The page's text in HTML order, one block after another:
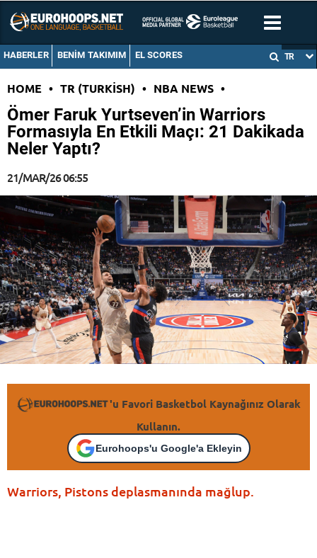
HABERLER BENIM TAKIMIM EL SCORES TR
HOME • TR (TURKISH) • NBA NEWS •
Ömer Faruk Yurtseven’in Warriors
Formasıyla En Etkili Maçı: 21 Dakikada
Neler Yaptı?
21/MAR/26 06:55
'u Favori Basketbol Kaynağınız Olarak
Kullanın.
Eurohoops'u Google'a Ekleyin
Warriors, Pistons deplasmanında mağlup.